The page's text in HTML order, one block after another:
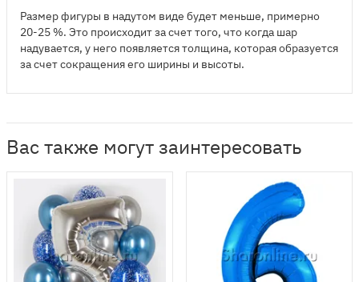
Размер фигуры в надутом виде будет меньше, примерно
20-25 %. Это происходит за счет того, что когда шар
надувается, у него появляется толщина, которая образуется
за счет сокращения его ширины и высоты.
Вас также могут заинтересовать